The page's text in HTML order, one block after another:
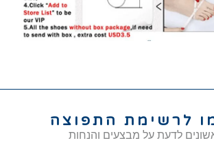
לרשימת התפוצה
לדעת על מבצעים והנחות